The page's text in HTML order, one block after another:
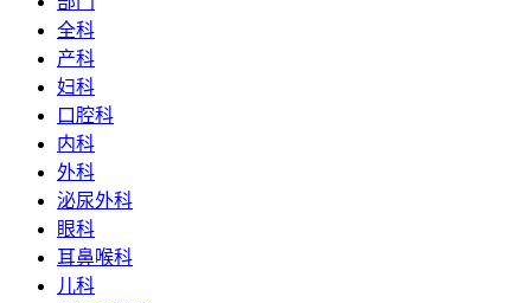
全科
产科
妇科
口腔科
内科
外科
泌尿外科
眼科
耳鼻喉科
儿科